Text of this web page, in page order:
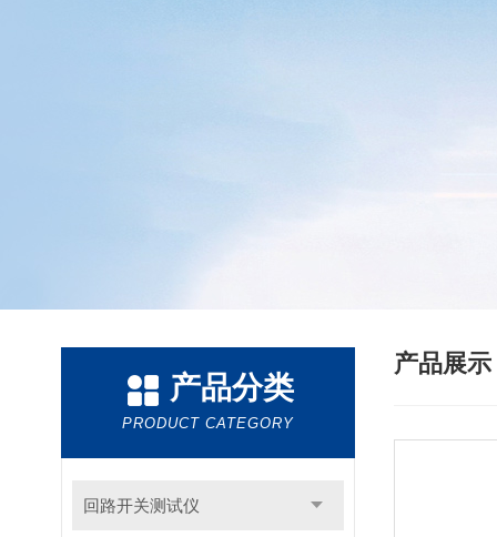
产品分类
PRODUCT CATEGORY
回路开关测试仪
产品展示